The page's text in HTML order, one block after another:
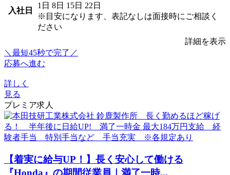
入社日
1日 8日 15日 22日
※目安になります、表記なしは面接時にご相談く
ださい
詳細を表示
＼最短45秒で完了／
応募へ進む
詳しく
見る
プレミア求人
【着実に給与UP！】長く安心して働ける
『Honda』の期間従業員｜満了一時...